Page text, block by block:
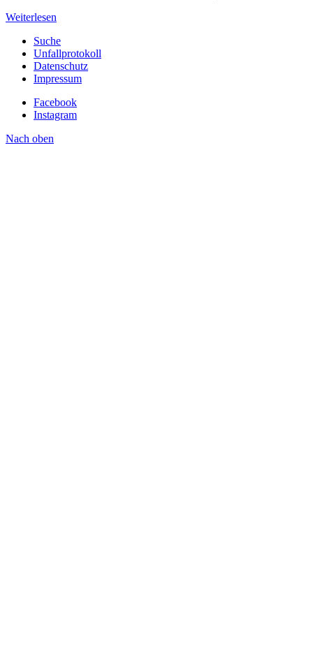
Weiterlesen
Suche
Unfallprotokoll
Datenschutz
Impressum
Facebook
Instagram
Nach oben